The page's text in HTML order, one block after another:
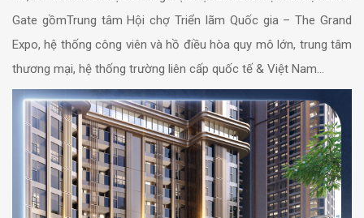
Gate gồmTrung tâm Hội chợ Triển lãm Quốc gia – The Grand
Expo, hệ thống công viên và hồ điều hòa quy mô lớn, trung tâm
thương mại, hệ thống trường liên cấp quốc tế & Việt Nam…